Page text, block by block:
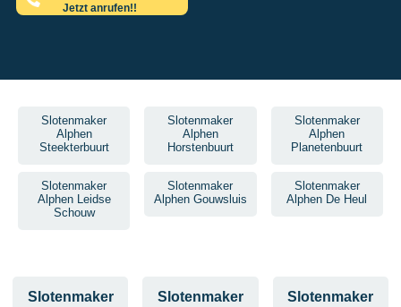
Jetzt anrufen!!
Slotenmaker
Alphen
Steekterbuurt
Slotenmaker
Alphen
Horstenbuurt
Slotenmaker
Alphen
Planetenbuurt
Slotenmaker
Alphen Leidse
Schouw
Slotenmaker
Alphen Gouwsluis
Slotenmaker
Alphen De Heul
Slotenmaker
Slotenmaker
Slotenmaker